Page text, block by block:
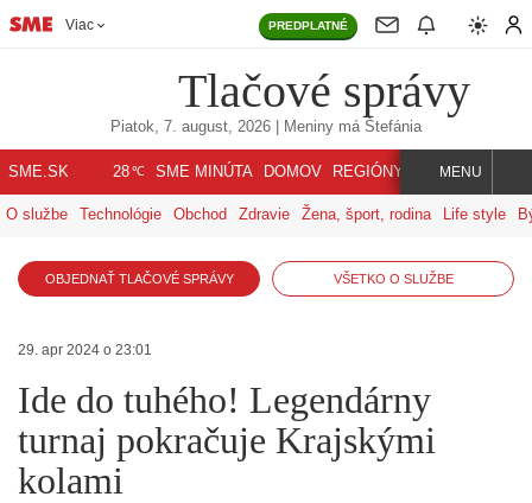
Viac PREDPLATNÉ
Tlačové správy
Piatok, 7. august, 2026 | Meniny má Štefánia
SME.SK 28℃ SME MINÚTA DOMOV REGIÓNY INDEX SVET
MENU
O službe Technológie Obchod Zdravie Žena, šport, rodina Life style
OBJEDNAŤ TLAČOVÉ SPRÁVY VŠETKO O SLUŽBE
29. apr 2024 o 23:01
Ide do tuhého! Legendárny
turnaj pokračuje Krajskými
kolami